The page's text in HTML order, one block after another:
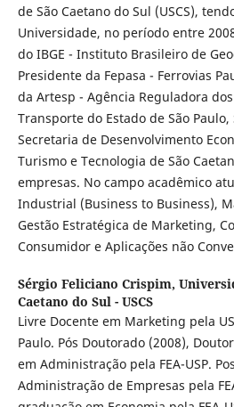
de São Caetano do Sul (USCS),
Universidade, no período entre
do IBGE - Instituto Brasileiro de
Presidente da Fepasa - Ferrovias
da Artesp - Agência Reguladora
Transporte do Estado de São
Secretaria de Desenvolvimento
Turismo e Tecnologia de São
empresas. No campo acadêmico
Industrial (Business to Business),
Gestão Estratégica de Marketing,
Consumidor e Aplicações não
Sérgio Feliciano Crispim,
Caetano do Sul - USCS
Livre Docente em Marketing pela
Paulo. Pós Doutorado (2008),
em Administração pela FEA-USP.
Administração de Empresas pela